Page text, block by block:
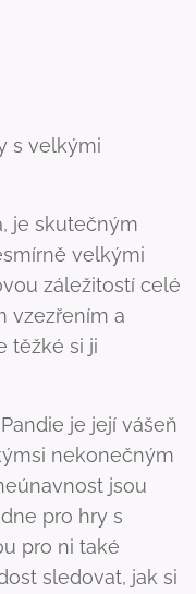
s velkými
je skutečným
velkými
záležitostí celé
vzezřením a
těžké si ji
je její vášeň
nekonečným
jsou
pro hry s
pro ni také
sledovat, jak si